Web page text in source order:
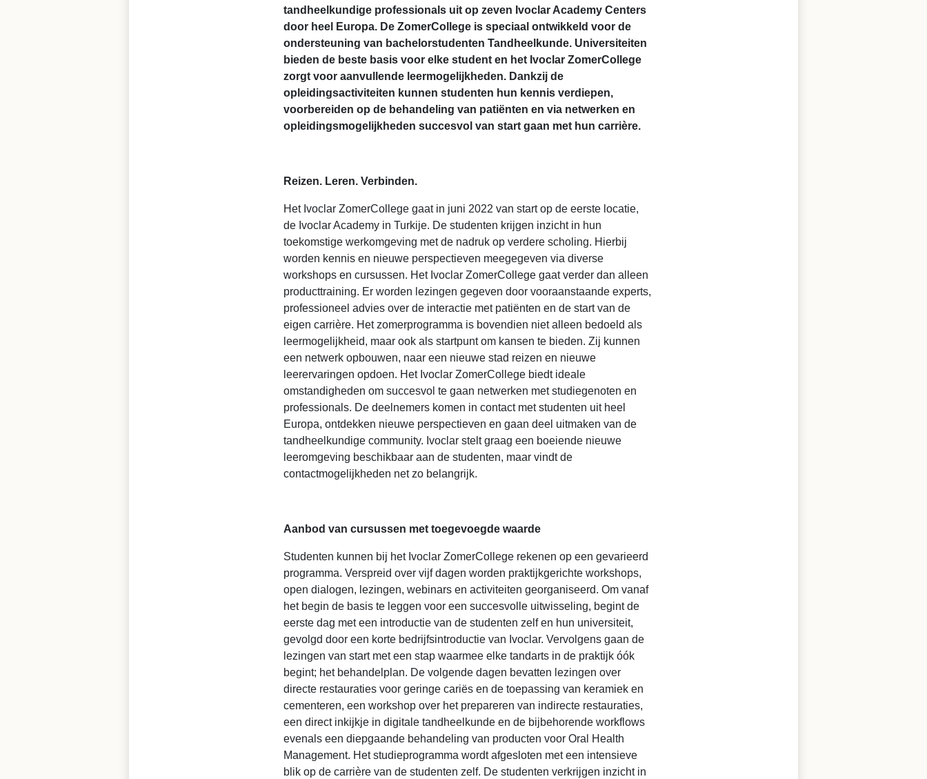
tandheelkundige professionals uit op zeven Ivoclar Academy Centers
door heel Europa. De ZomerCollege is speciaal ontwikkeld voor de
ondersteuning van bachelorstudenten Tandheelkunde. Universiteiten
bieden de beste basis voor elke student en het Ivoclar ZomerCollege
zorgt voor aanvullende leermogelijkheden. Dankzij de
opleidingsactiviteiten kunnen studenten hun kennis verdiepen,
voorbereiden op de behandeling van patiënten en via netwerken en
opleidingsmogelijkheden succesvol van start gaan met hun carrière.
Reizen. Leren. Verbinden.
Het Ivoclar ZomerCollege gaat in juni 2022 van start op de eerste locatie,
de Ivoclar Academy in Turkije. De studenten krijgen inzicht in hun
toekomstige werkomgeving met de nadruk op verdere scholing. Hierbij
worden kennis en nieuwe perspectieven meegegeven via diverse
workshops en cursussen. Het Ivoclar ZomerCollege gaat verder dan alleen
producttraining. Er worden lezingen gegeven door vooraanstaande experts,
professioneel advies over de interactie met patiënten en de start van de
eigen carrière. Het zomerprogramma is bovendien niet alleen bedoeld als
leermogelijkheid, maar ook als startpunt om kansen te bieden. Zij kunnen
een netwerk opbouwen, naar een nieuwe stad reizen en nieuwe
leerervaringen opdoen. Het Ivoclar ZomerCollege biedt ideale
omstandigheden om succesvol te gaan netwerken met studiegenoten en
professionals. De deelnemers komen in contact met studenten uit heel
Europa, ontdekken nieuwe perspectieven en gaan deel uitmaken van de
tandheelkundige community. Ivoclar stelt graag een boeiende nieuwe
leeromgeving beschikbaar aan de studenten, maar vindt de
contactmogelijkheden net zo belangrijk.
Aanbod van cursussen met toegevoegde waarde
Studenten kunnen bij het Ivoclar ZomerCollege rekenen op een gevarieerd
programma. Verspreid over vijf dagen worden praktijkgerichte workshops,
open dialogen, lezingen, webinars en activiteiten georganiseerd. Om vanaf
het begin de basis te leggen voor een succesvolle uitwisseling, begint de
eerste dag met een introductie van de studenten zelf en hun universiteit,
gevolgd door een korte bedrijfsintroductie van Ivoclar. Vervolgens gaan de
lezingen van start met een stap waarmee elke tandarts in de praktijk óók
begint; het behandelplan. De volgende dagen bevatten lezingen over
directe restauraties voor geringe cariës en de toepassing van keramiek en
cementeren, een workshop over het prepareren van indirecte restauraties,
een direct inkijkje in digitale tandheelkunde en de bijbehorende workflows
evenals een diepgaande behandeling van producten voor Oral Health
Management. Het studieprogramma wordt afgesloten met een intensieve
blik op de carrière van de studenten zelf. De studenten verkrijgen inzicht in